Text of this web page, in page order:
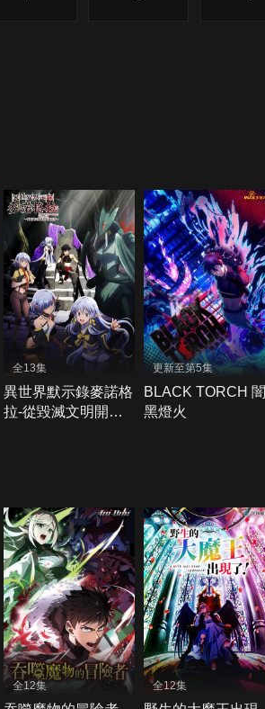
全13集
異世界默示錄麥諾格
拉-從毀滅文明開始
更新至第5集
BLACK TORCH 闇
黑燈火
全12集 全12集